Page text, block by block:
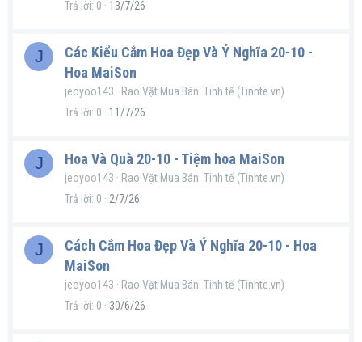
Trả lời 0 13/7/26
J
Các Kiểu Cắm Hoa Đẹp Và Ý Nghĩa 20-10 -
Hoa MaiSon
jeoyoo143
Rao Vặt Mua Bán: Tinh tế (Tinhte.vn)
Trả lời 0 11/7/26
J Hoa Và Quà 20-10 - Tiệm hoa MaiSon
jeoyoo143
Rao Vặt Mua Bán: Tinh tế (Tinhte.vn)
Trả lời 0 2/7/26
J
Cách Cắm Hoa Đẹp Và Ý Nghĩa 20-10 - Hoa
MaiSon
jeoyoo143
Rao Vặt Mua Bán: Tinh tế (Tinhte.vn)
Trả lời 0 30/6/26